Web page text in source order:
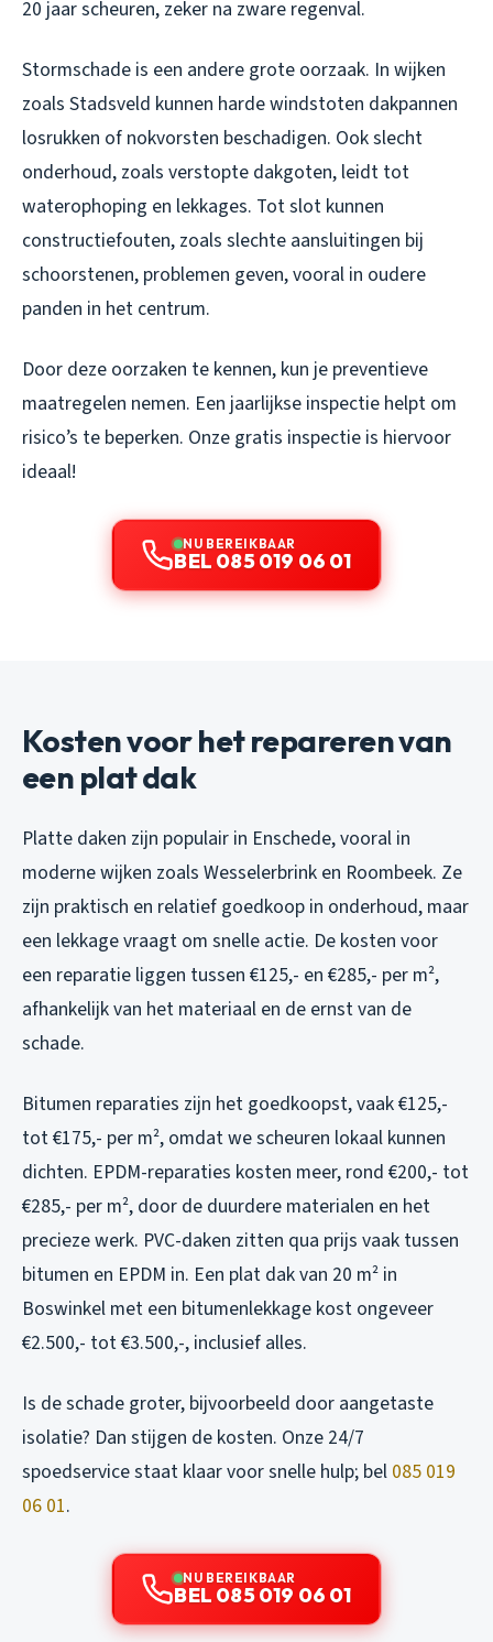
20 jaar scheuren, zeker na zware regenval.
Stormschade is een andere grote oorzaak. In wijken
zoals Stadsveld kunnen harde windstoten dakpannen
losrukken of nokvorsten beschadigen. Ook slecht
onderhoud, zoals verstopte dakgoten, leidt tot
waterophoping en lekkages. Tot slot kunnen
constructiefouten, zoals slechte aansluitingen bij
schoorstenen, problemen geven, vooral in oudere
panden in het centrum.
Door deze oorzaken te kennen, kun je preventieve
maatregelen nemen. Een jaarlijkse inspectie helpt om
risico’s te beperken. Onze gratis inspectie is hiervoor
ideaal!
NU BEREIKBAAR
BEL 085 019 06 01
Kosten voor het repareren van
een plat dak
Platte daken zijn populair in Enschede, vooral in
moderne wijken zoals Wesselerbrink en Roombeek. Ze
zijn praktisch en relatief goedkoop in onderhoud, maar
een lekkage vraagt om snelle actie. De kosten voor
een reparatie liggen tussen €125,- en €285,- per m²,
afhankelijk van het materiaal en de ernst van de
schade.
Bitumen reparaties zijn het goedkoopst, vaak €125,-
tot €175,- per m², omdat we scheuren lokaal kunnen
dichten. EPDM-reparaties kosten meer, rond €200,- tot
€285,- per m², door de duurdere materialen en het
precieze werk. PVC-daken zitten qua prijs vaak tussen
bitumen en EPDM in. Een plat dak van 20 m² in
Boswinkel met een bitumenlekkage kost ongeveer
€2.500,- tot €3.500,-, inclusief alles.
Is de schade groter, bijvoorbeeld door aangetaste
isolatie? Dan stijgen de kosten. Onze 24/7
spoedservice staat klaar voor snelle hulp; bel 085 019
06 01.
NU BEREIKBAAR
BEL 085 019 06 01